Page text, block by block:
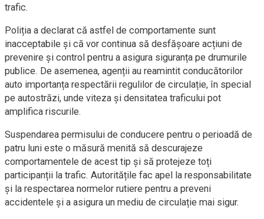
trafic.
Poliția a declarat că astfel de comportamente sunt
inacceptabile și că vor continua să desfășoare acțiuni de
prevenire și control pentru a asigura siguranța pe drumurile
publice. De asemenea, agenții au reamintit conducătorilor
auto importanța respectării regulilor de circulație, în special
pe autostrăzi, unde viteza și densitatea traficului pot
amplifica riscurile.
Suspendarea permisului de conducere pentru o perioadă de
patru luni este o măsură menită să descurajeze
comportamentele de acest tip și să protejeze toți
participanții la trafic. Autoritățile fac apel la responsabilitate
și la respectarea normelor rutiere pentru a preveni
accidentele și a asigura un mediu de circulație mai sigur.